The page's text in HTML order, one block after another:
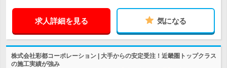
求人詳細を見る 気になる
株式会社彩都コーポレーション | 大手からの安定受注！近畿圏トップクラス
の施工実績が強み